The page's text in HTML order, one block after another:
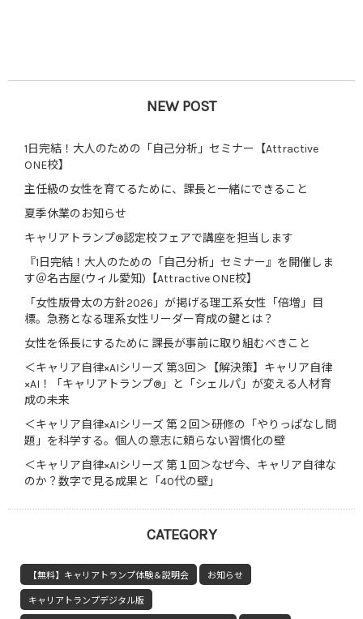
NEW POST
1日完結！大人のための「自己分析」セミナー【Attractive
ONE校】
主任級の女性を育てるために、課長と一緒にできること
夏季休業のお知らせ
キャリアトランプ®認定校フェアで講座を担当します
『1日完結！大人のための「自己分析」セミナー』を開催しま
す＠名古屋(ウィル愛知)【Attractive ONE校】
「女性版骨太の方針2026」が掲げる理工系女性「倍増」目
標。急務となる理系女性リーダー育成の鍵とは？
女性を係長にするために 課長が事前に取り組むべきこと
＜キャリア自律×AIシリーズ 第3回＞【解決策】キャリア自律
×AI！「キャリアトランプ®」と「シェルパ」が変える人材育
成の未来
＜キャリア自律×AIシリーズ 第２回＞研修の「やりっぱなし問
題」を科学する。個人の意志に頼らない習慣化の壁
＜キャリア自律×AIシリーズ 第１回＞なぜ今、キャリア自律な
のか？数字で見る成果と「40代の壁」
CATEGORY
【無料】キャリアトランプ体験＆説明会 お知らせ
キャリアトランプデジタル版